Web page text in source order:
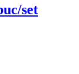
set